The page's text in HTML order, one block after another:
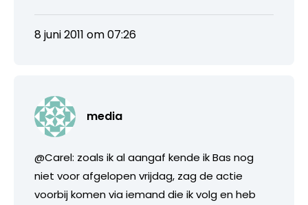
8 juni 2011 om 07:26
media
@Carel: zoals ik al aangaf kende ik Bas nog
niet voor afgelopen vrijdag, zag de actie
voorbij komen via iemand die ik volg en heb